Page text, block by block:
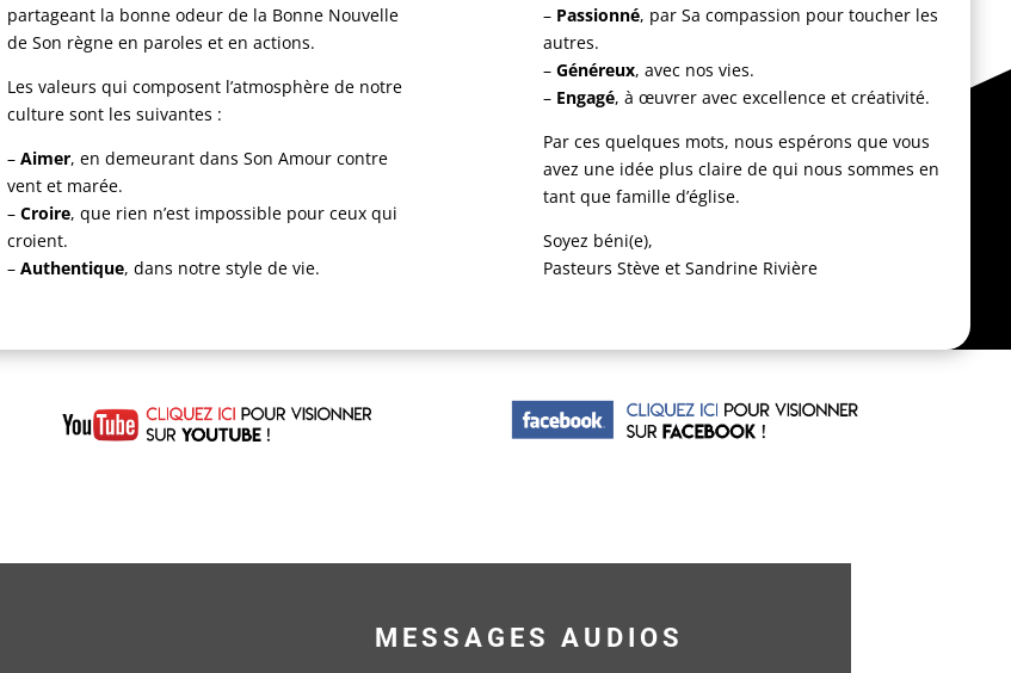
partageant la bonne odeur de la Bonne Nouvelle
de Son règne en paroles et en actions.
Les valeurs qui composent l’atmosphère de notre
culture sont les suivantes :
– Aimer, en demeurant dans Son Amour contre
vent et marée.
– Croire, que rien n’est impossible pour ceux qui
croient.
– Authentique, dans notre style de vie.
– Passionné, par Sa compassion pour toucher les
autres.
– Généreux, avec nos vies.
– Engagé, à œuvrer avec excellence et créativité.
Par ces quelques mots, nous espérons que vous
avez une idée plus claire de qui nous sommes en
tant que famille d’église.
Soyez béni(e),
Pasteurs Stève et Sandrine Rivière
MESSAGES AUDIOS